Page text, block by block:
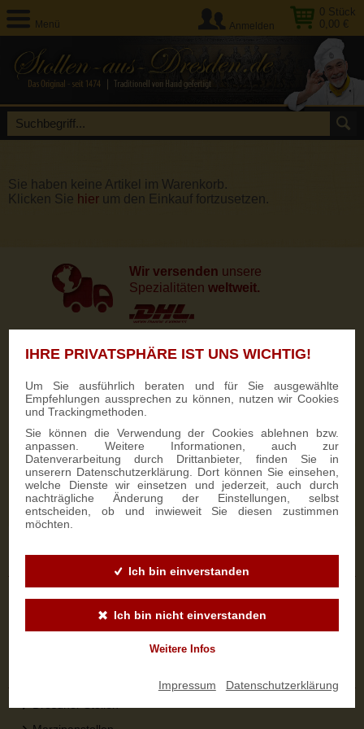
IHRE PRIVATSPHÄRE IST UNS WICHTIG!
Um Sie ausführlich beraten und für Sie ausgewählte
Empfehlungen aussprechen zu können, nutzen wir Cookies
und Trackingmethoden.
Sie können die Verwendung der Cookies ablehnen bzw.
anpassen. Weitere Informationen, auch zur
Datenverarbeitung durch Drittanbieter, finden Sie in
unserern Datenschutzerklärung. Dort können Sie einsehen,
welche Dienste wir einsetzen und jederzeit, auch durch
nachträgliche Änderung der Einstellungen, selbst
entscheiden, ob und inwieweit Sie diesen zustimmen
möchten.
Ich bin einverstanden
Ich bin nicht einverstanden
Weitere Infos
Impressum Datenschutzerklärung
Menü
0 Stück
0,00 €
Anmelden
Sie haben keine Artikel im Warenkorb.
Klicken Sie hier um den Einkauf fortzusetzen.
Wir versenden unsere
Spezialitäten weltweit.
Unsere
NEWSLETTER-ANMELDUNG
SIGN UP
Zahlungsarten